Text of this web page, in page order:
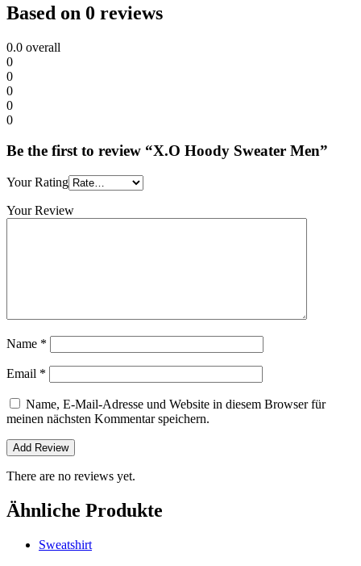
Based on 0 reviews
0.0 overall
0
0
0
0
0
Be the first to review “X.O Hoody Sweater Men”
Your Rating
Your Review
Name *
Email *
Name, E-Mail-Adresse und Website in diesem Browser für
meinen nächsten Kommentar speichern.
There are no reviews yet.
Ähnliche Produkte
Sweatshirt